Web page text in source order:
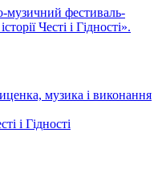
музичний фестиваль-
Честі і Гідності».
музика і виконання
і Гідності